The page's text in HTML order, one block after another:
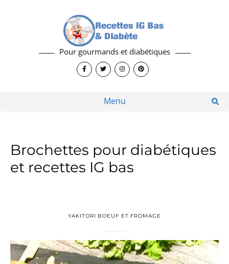
Pour gourmands et diabétiques
Menu
Brochettes pour diabétiques
et recettes IG bas
YAKITORI BOEUF ET FROMAGE